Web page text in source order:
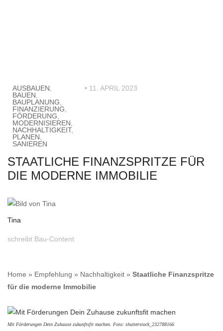
AUSBAUEN
BAUEN
BAUPLANUNG
FINANZIERUNG
FÖRDERUNG
MODERNISIEREN
NACHHALTIGKEIT,
PLANEN
SANIEREN
• 11. APRIL 2023
STAATLICHE FINANZSPRITZE FÜR
DIE MODERNE IMMOBILIE
Tina
schreibt Bau-Content
Home » Empfehlung » Nachhaltigkeit » Staatliche Finanzspritze
für die moderne Immobilie
Mit Förderungen Dein Zuhause zukunftsfit machen. Foto: shutterstock_232788166